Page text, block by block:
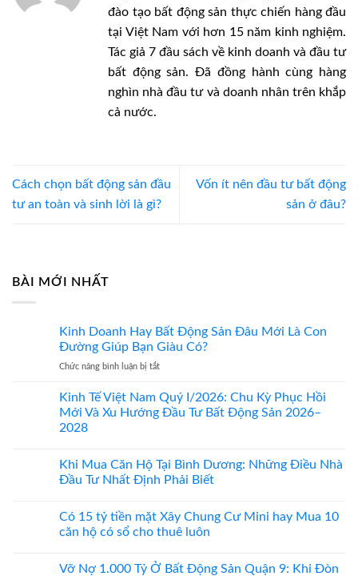
đào tạo bất động sản thực chiến hàng đầu
tại Việt Nam với hơn 15 năm kinh nghiệm.
Tác giả 7 đầu sách về kinh doanh và đầu tư
bất động sản. Đã đồng hành cùng hàng
nghìn nhà đầu tư và doanh nhân trên khắp
cả nước.
Cách chọn bất động sản đầu
tư an toàn và sinh lời là gì?
Vốn ít nên đầu tư bất động
sản ở đâu?
BÀI MỚI NHẤT
Kinh Doanh Hay Bất Động Sản Đâu Mới Là Con
Đường Giúp Bạn Giàu Có?
Chức năng bình luận bị tắtở
Doanh
Hay
Đâu
Mới
Đường
Giúp
Có?
Kinh Tế Việt Nam Quý I/2026: Chu Kỳ Phục Hồi
Mới Và Xu Hướng Đầu Tư Bất Động Sản 2026–
2028
Khi Mua Căn Hộ Tại Bình Dương: Những Điều Nhà
Đầu Tư Nhất Định Phải Biết
Có 15 tỷ tiền mặt Xây Chung Cư Mini hay Mua 10
căn hộ có sổ cho thuê luôn
Vỡ Nợ 1.000 Tỷ Ở Bất Động Sản Quận 9: Khi Đòn